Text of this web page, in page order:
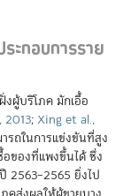
ะกอบการราย
ผู้บริโภค มักเอื้อ
2013;Xing et al.,
รถในการแข่งขันที่สูง
อของที่แพงขึ้นได้ ซึ่ง
2563–2565 ยิ่งไป